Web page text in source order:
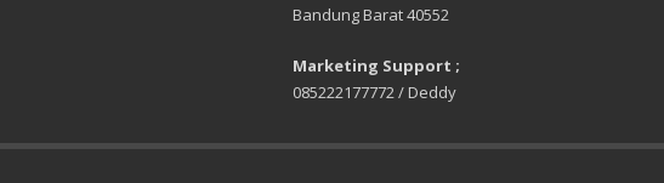
Bandung Barat 40552
Marketing Support ;
085222177772 / Deddy